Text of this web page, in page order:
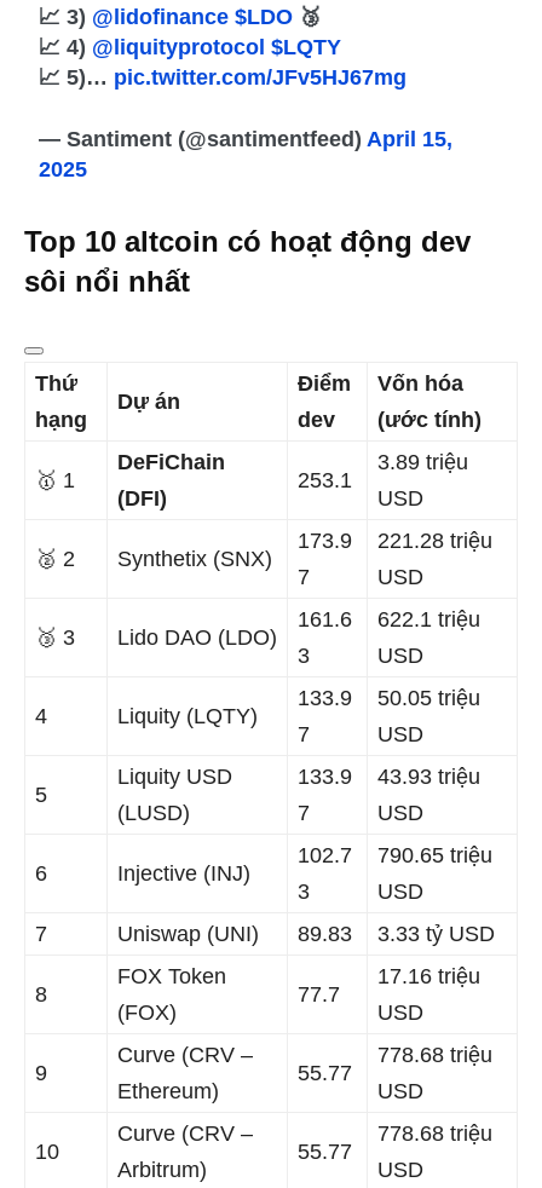
📈 3) @lidofinance $LDO 🥉
📈 4) @liquityprotocol $LQTY
📈 5)… pic.twitter.com/JFv5HJ67mg
— Santiment (@santimentfeed) April 15,
2025
Top 10 altcoin có hoạt động dev
sôi nổi nhất
Thứ
hạng
Dự án
Điểm
dev
Vốn hóa
(ước tính)
🥇 1
DeFiChain
(DFI)
253.1
3.89 triệu
USD
🥈 2 Synthetix (SNX)
173.9
7
221.28 triệu
USD
🥉 3 Lido DAO (LDO)
161.6
3
622.1 triệu
USD
4 Liquity (LQTY)
133.9
7
50.05 triệu
USD
5
Liquity USD
(LUSD)
133.9
7
43.93 triệu
USD
6 Injective (INJ)
102.7
3
790.65 triệu
USD
7
Uniswap (UNI) 89.83 3.33 tỷ USD
8
FOX Token
(FOX)
77.7
17.16 triệu
USD
9
Curve (CRV –
Ethereum)
55.77
778.68 triệu
USD
10
Curve (CRV –
Arbitrum)
55.77
778.68 triệu
USD